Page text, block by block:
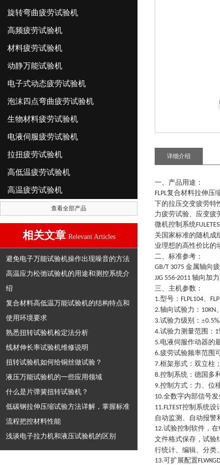
旋转弯曲疲劳试验机
高频疲劳试验机
材料疲劳试验机
动静万能试验机
电子式动态疲劳试验机
泡沫四点弯曲疲劳试验机
生物材料疲劳试验机
电液伺服疲劳试验机
拉扭疲劳试验机
高低温疲劳试验机
高温疲劳试验机
查看全部产品
相关文章 Relevant Articles
避免电子万能试验机操作出现噪音的方法
高温应力松弛试验机的用途和测控系统介
绍
复合材料高低温万能试验机的结构特点和
使用环境要求
熟悉扭转试验机检定法分析
线材伸长率试验机维修说明
扭转试验机如何给铜丝做试验？
液压万能试验机的一些应用领域
什么是片弹簧扭转试验机？
低碳钢拉伸压缩试验方法详解，掌握标准
流程把控材料性能
浅谈电子拉力机和液压试验机的区别
详细介绍
一、 产品用途：
FLPL复合材料拉伸压
下的拉压交变疲劳特
力疲劳试验、应变疲
微机控制系统
关国家标准的随机成
业理想的高性价比的
二、标准参考：
GB/T 3075 金属轴向
JJG 556-2011 轴向加
三、主机参数：
1.型号： FLPL104、
2.轴向试验力： 10KN
3.试验力级别： ±
4.试验力测量范围：
5.电液伺服作动器的
6.疲劳试验频率范围
7.框架形式：双立柱
8.控制系统：德国多
9.控制方式：力、位
10.全数字内部信号
11.FLTEST控制系统设
自动监测、自动报警
12.试验控制软件，在
文件格式保存，试验
行统计、编辑、分类
13.可扩展配置